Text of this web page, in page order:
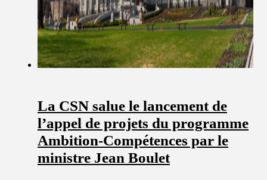
La CSN salue le lancement de
l’appel de projets du programme
Ambition-Compétences par le
ministre Jean Boulet